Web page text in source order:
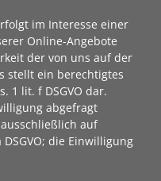
im Interesse einer
Online-Angebote
der von uns auf der
stellt ein berechtigtes
1 lit. f DSGVO dar.
abgefragt
auf
die Einwilligung